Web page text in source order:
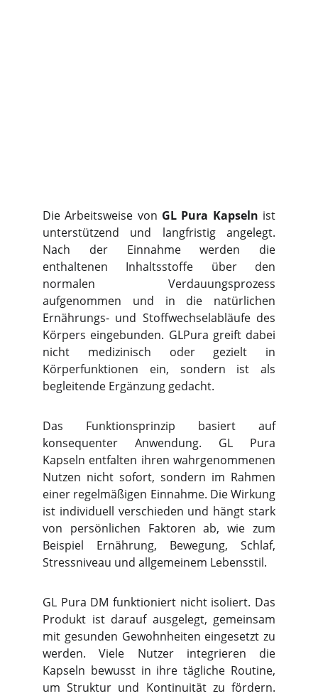
Die Arbeitsweise von GL Pura Kapseln ist
unterstützend und langfristig angelegt.
Nach der Einnahme werden die
enthaltenen Inhaltsstoffe über den
normalen Verdauungsprozess
aufgenommen und in die natürlichen
Ernährungs- und Stoffwechselabläufe des
Körpers eingebunden. GLPura greift dabei
nicht medizinisch oder gezielt in
Körperfunktionen ein, sondern ist als
begleitende Ergänzung gedacht.
Das Funktionsprinzip basiert auf
konsequenter Anwendung. GL Pura
Kapseln entfalten ihren wahrgenommenen
Nutzen nicht sofort, sondern im Rahmen
einer regelmäßigen Einnahme. Die Wirkung
ist individuell verschieden und hängt stark
von persönlichen Faktoren ab, wie zum
Beispiel Ernährung, Bewegung, Schlaf,
Stressniveau und allgemeinem Lebensstil.
GL Pura DM funktioniert nicht isoliert. Das
Produkt ist darauf ausgelegt, gemeinsam
mit gesunden Gewohnheiten eingesetzt zu
werden. Viele Nutzer integrieren die
Kapseln bewusst in ihre tägliche Routine,
um Struktur und Kontinuität zu fördern.